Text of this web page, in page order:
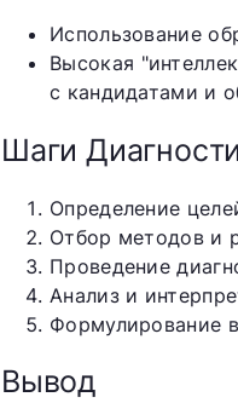
Использование
Высокая
с кандидатами и
Шаги
Определение
Отбор методов и
Проведение
Анализ и
Формулирование
Вывод